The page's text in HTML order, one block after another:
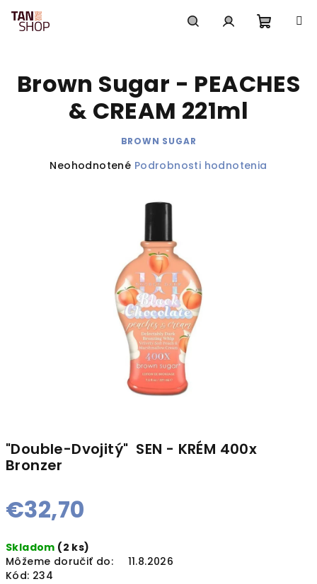
obsah
košík
"Double-Dvojitý" SEN - KRÉM 400x
Bronzer
€32,70
cena:
Skladom (2 ks)
Môžeme doručiť do:
11.8.2026
Kód: 234
Brown Sugar - PEACHES
& CREAM 221ml
BROWN SUGAR
Priemerné
Neohodnotené Podrobnosti hodnotenia